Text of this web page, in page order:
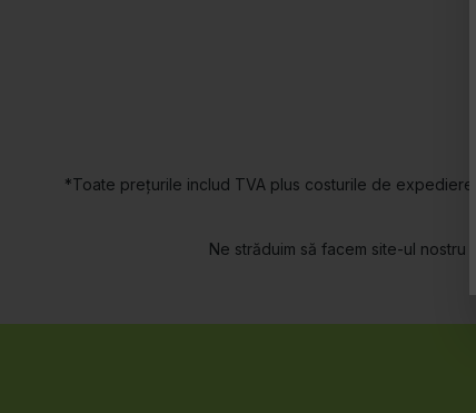
*Toate prețurile includ TVA plus costurile de
Ne străduim să facem site-ul